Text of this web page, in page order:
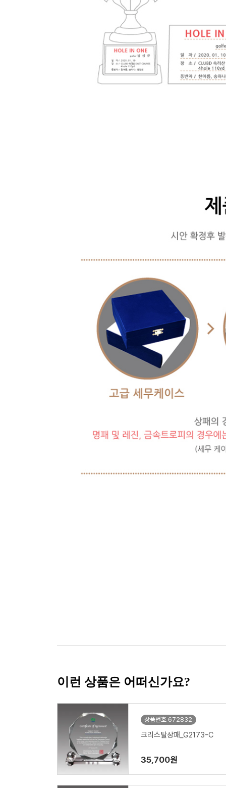
이런 상품은 어떠신가요?
상품번호 672832
크리스탈상패_G2173-C
35,700원